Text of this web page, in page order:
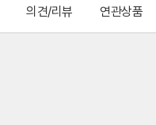
의견/리뷰 연관상품